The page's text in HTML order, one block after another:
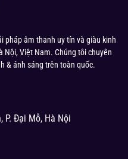
pháp âm thanh uy tín và giàu kinh
Nội, Việt Nam. Chúng tôi chuyên
& ánh sáng trên toàn quốc.
P. Đại Mỗ, Hà Nội